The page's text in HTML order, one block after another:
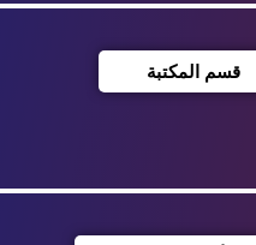
قسم المكتبة